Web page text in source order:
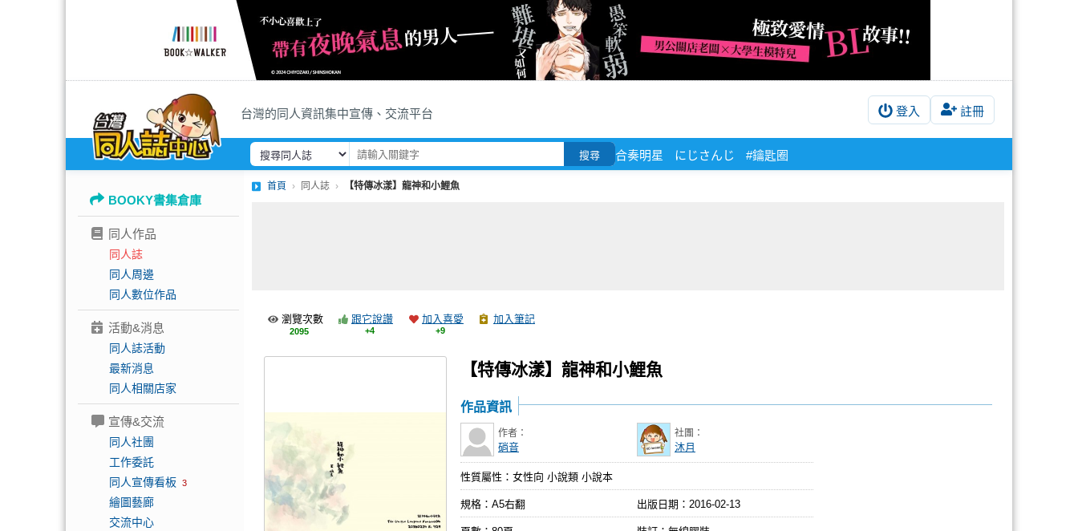
台灣的同人資訊集中宣傳、交流平台 登入 註冊
搜尋 合奏明星 にじさんじ #鑰匙圈
BOOKY書集倉庫
同人作品
同人誌
同人周邊
同人數位作品
活動&消息
同人誌活動
最新消息
同人相關店家
宣傳&交流
同人社團
工作委託
同人宣傳看板 3
繪圖藝廊
交流中心
首頁 同人誌 【特傳冰漾】龍神和小鯉魚
瀏覽次數
2095
跟它說讚
+4
加入喜愛
+9
加入筆記
【特傳冰漾】龍神和小鯉魚
作品資訊
作者：
硝音
社團：
沐月
性質屬性：女性向 小說類 小說本
規格：A5右翻 出版日期： 2016-02-13